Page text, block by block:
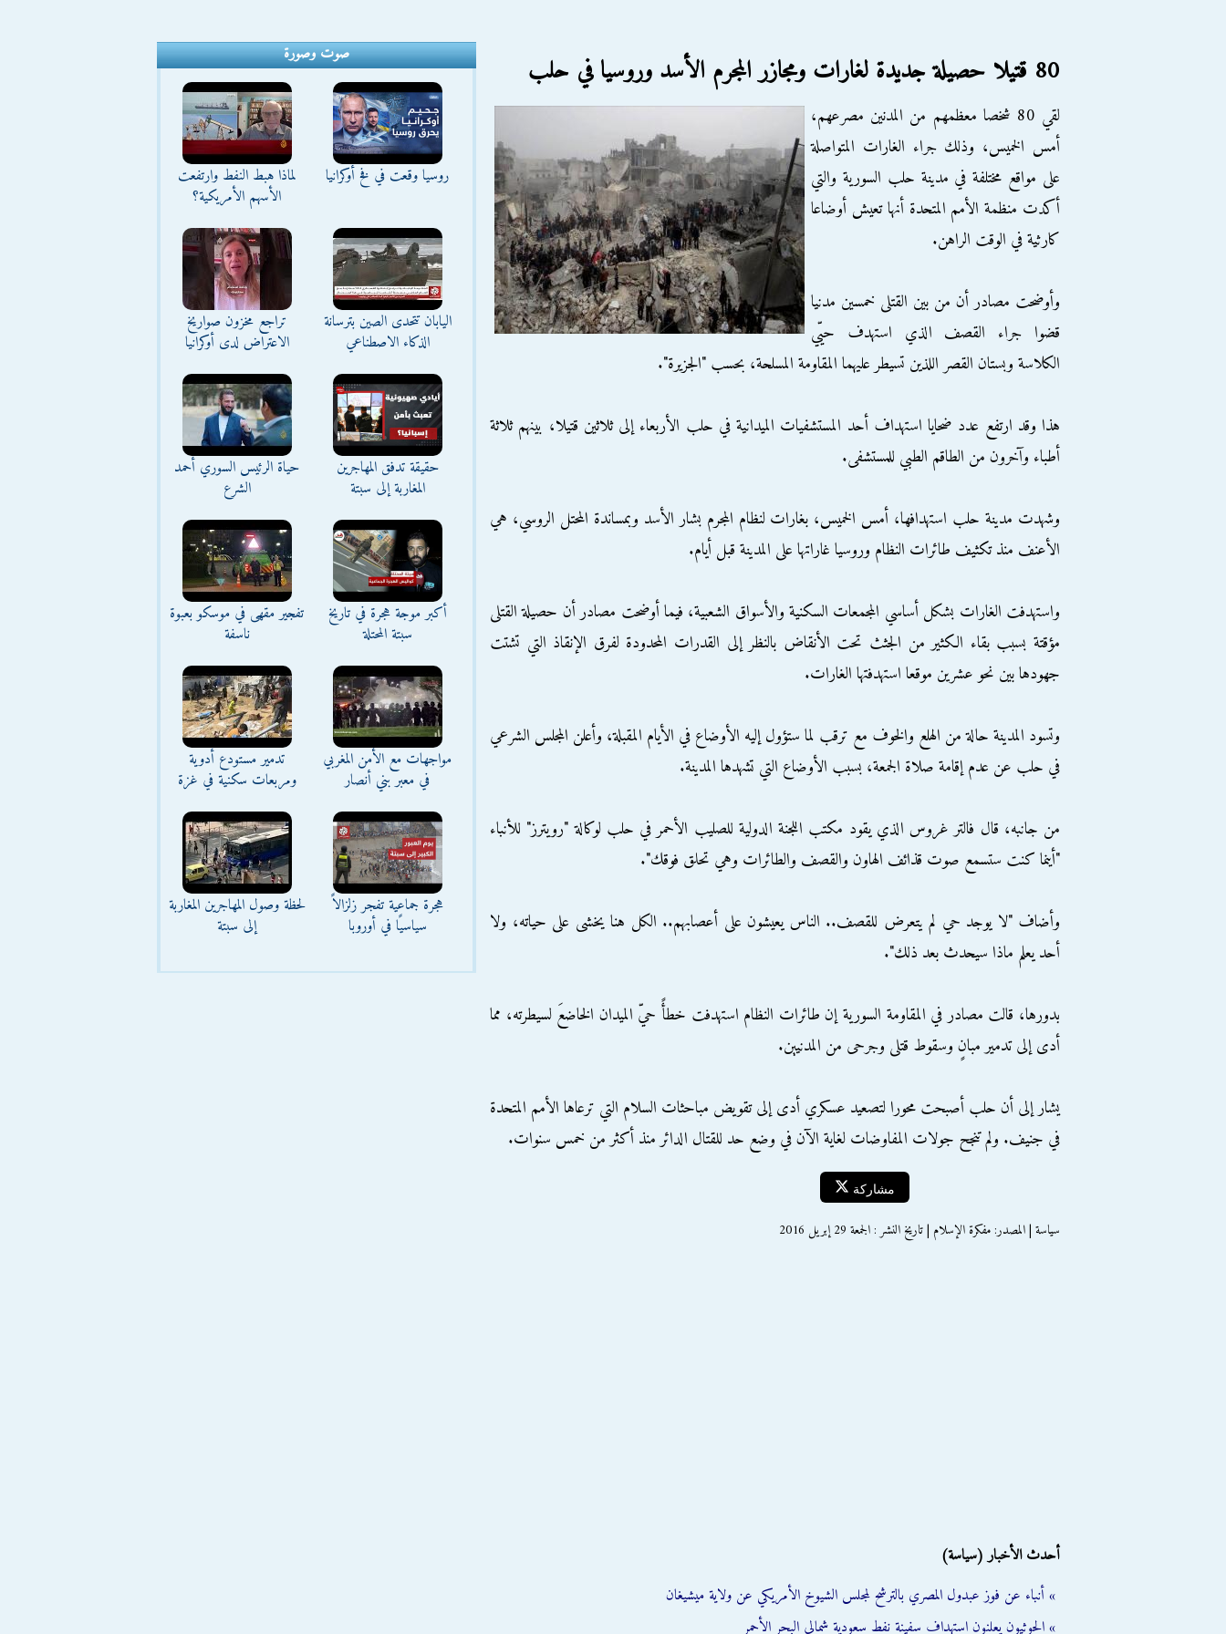
80 قتيلا حصيلة جديدة لغارات ومجازر المجرم الأسد وروسيا في حلب
لقي 80 شخصا معظمهم من المدنين مصرعهم،
أمس الخميس، وذلك جراء الغارات المتواصلة
على مواقع مختلفة في مدينة حلب السورية والتي
أكدت منظمة الأمم المتحدة أنها تعيش أوضاعا
كارثية في الوقت الراهن.
وأوضحت مصادر أن من بين القتلى خمسين مدنيا
قضوا جراء القصف الذي استهدف حيّي
الكلاسة وبستان القصر اللذين تسيطر عليهما المقاومة المسلحة، بحسب "الجزيرة".
هذا وقد ارتفع عدد ضحايا استهداف أحد المستشفيات الميدانية في حلب الأربعاء إلى ثلاثين قتيلا، بينهم ثلاثة
أطباء وآخرون من الطاقم الطبي للمستشفى.
وشهدت مدينة حلب استهدافها، أمس الخميس، بغارات لنظام المجرم بشار الأسد وبمساندة المحتل الروسي، هي
الأعنف منذ تكثيف طائرات النظام وروسيا غاراتها على المدينة قبل أيام.
واستهدفت الغارات بشكل أساسي المجمعات السكنية والأسواق الشعبية، فيما أوضحت مصادر أن حصيلة القتلى
مؤقتة بسبب بقاء الكثير من الجثث تحت الأنقاض بالنظر إلى القدرات المحدودة لفرق الإنقاذ التي تشتت
جهودها بين نحو عشرين موقعا استهدفتها الغارات.
وتسود المدينة حالة من الهلع والخوف مع ترقب لما ستؤول إليه الأوضاع في الأيام المقبلة، وأعلن المجلس الشرعي
في حلب عن عدم إقامة صلاة الجمعة، بسبب الأوضاع التي تشهدها المدينة.
من جانبه، قال فالتر غروس الذي يقود مكتب اللجنة الدولية للصليب الأحمر في حلب لوكالة "رويترز" للأنباء
"أينما كنت ستسمع صوت قذائف الهاون والقصف والطائرات وهي تحلق فوقك".
وأضاف "لا يوجد حي لم يتعرض للقصف.. الناس يعيشون على أعصابهم.. الكل هنا يخشى على حياته، ولا
أحد يعلم ماذا سيحدث بعد ذلك".
بدورها، قالت مصادر في المقاومة السورية إن طائرات النظام استهدفت خطأً حيّ الميدان الخاضعَ لسيطرته، مما
أدى إلى تدمير مبانٍ وسقوط قتلى وجرحى من المدنيين.
يشار إلى أن حلب أصبحت محورا لتصعيد عسكري أدى إلى تقويض مباحثات السلام التي ترعاها الأمم المتحدة
في جنيف. ولم تنجح جولات المفاوضات لغاية الآن في وضع حد للقتال الدائر منذ أكثر من خمس سنوات.
مشاركة
سياسة | المصدر: مفكرة الإسلام | تاريخ النشر : الجمعة 29 إبريل 2016
أحدث الأخبار (سياسة)
» أنباء عن فوز عبدول المصري بالترشح لمجلس الشيوخ الأمريكي عن ولاية ميشيغان
» الحوثيون يعلنون استهداف سفينة نفط سعودية شمالي البحر الأحمر
صوت وصورة
روسيا وقعت في فخ أوكرانيا
لماذا هبط النفط وارتفعت
الأسهم الأمريكية؟
اليابان تتحدى الصين بترسانة
الذكاء الاصطناعي
تراجع مخزون صواريخ
الاعتراض لدى أوكرانيا
حقيقة تدفق المهاجرين
المغاربة إلى سبتة
حياة الرئيس السوري أحمد
الشرع
أكبر موجة هجرة في تاريخ
سبتة المحتلة
تفجير مقهى في موسكو بعبوة
ناسفة
مواجهات مع الأمن المغربي
في معبر بني أنصار
تدمير مستودع أدوية
ومربعات سكنية في غزة
هجرة جماعية تفجر زلزالاً
سياسيًا في أوروبا
لحظة وصول المهاجرين المغاربة
إلى سبتة